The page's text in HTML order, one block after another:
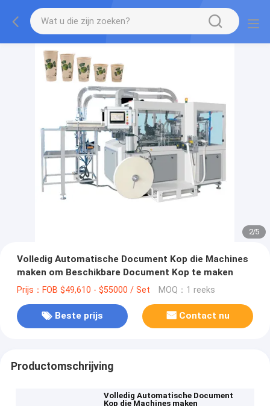
2/5
Volledig Automatische Document Kop die Machines
maken om Beschikbare Document Kop te maken
Prijs：FOB $49,610 - $55000 / Set MOQ：1 reeks
Beste prijs Contact nu
Productomschrijving
Volledig Automatische Document
Kop die Machines maken